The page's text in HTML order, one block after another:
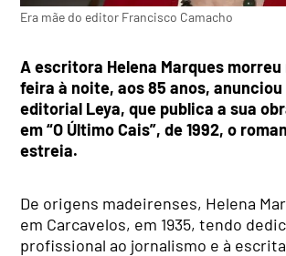
Era mãe do editor Francisco Camacho
A escritora Helena Marques
feira à noite, aos 85 anos,
editorial Leya, que publica a sua
em “O Último Cais”, de 1992, o
estreia.
De origens madeirenses, Helena
em Carcavelos, em 1935, tendo
profissional ao jornalismo e à